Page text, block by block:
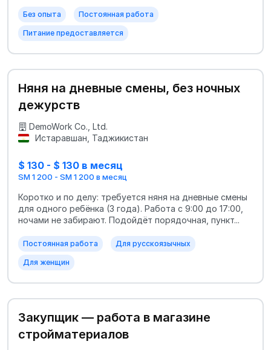
Без опыта Постоянная работа
Питание предоставляется
Няня на дневные смены, без ночных
дежурств
DemoWork Co., Ltd.
Истаравшан, Таджикистан
$ 130 - $ 130 в месяц
SM 1 200 - SM 1 200 в месяц
Коротко и по делу: требуется няня на дневные смены
для одного ребёнка (3 года). Работа с 9:00 до 17:00,
ночами не забирают. Подойдёт порядочная, пункт...
Постоянная работа Для русскоязычных
Для женщин
Закупщик — работа в магазине
стройматериалов